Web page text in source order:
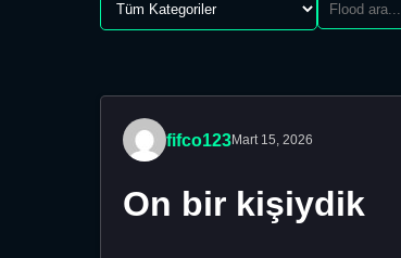
fifco123Mart 15, 2026
On bir kişiydik